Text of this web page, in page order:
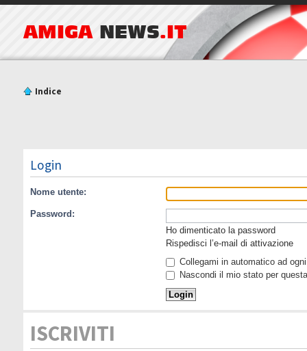
AMIGA NEWS.IT
Indice
Login
Nome utente:
Password:
Ho dimenticato la password
Rispedisci l’e-mail di attivazione
Collegami in automatico ad
Nascondi il mio stato per
ISCRIVITI